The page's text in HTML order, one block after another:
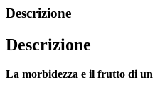
Descrizione
Descrizione
La morbidezza e il frutto di